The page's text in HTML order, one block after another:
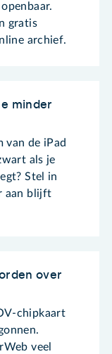
gratis
archief.
minder
van de iPad
als je
Stel in
aan blijft
over
chipkaart
veel